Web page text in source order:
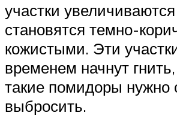
участки
становятся темно-
кожистыми. Эти
временем начнут
такие помидоры нужно
выбросить.